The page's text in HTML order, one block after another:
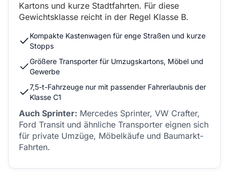
Kartons und kurze Stadtfahrten. Für diese
Gewichtsklasse reicht in der Regel Klasse B.
Kompakte Kastenwagen für enge Straßen und kurze
Stopps
Größere Transporter für Umzugskartons, Möbel und
Gewerbe
7,5-t-Fahrzeuge nur mit passender Fahrerlaubnis der
Klasse C1
Auch Sprinter: Mercedes Sprinter, VW Crafter,
Ford Transit und ähnliche Transporter eignen sich
für private Umzüge, Möbelkäufe und Baumarkt-
Fahrten.